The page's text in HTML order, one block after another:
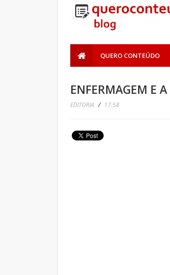
QUERO CONTEÚDO
ENFERMAGEM E
EDITORIA / 17:58